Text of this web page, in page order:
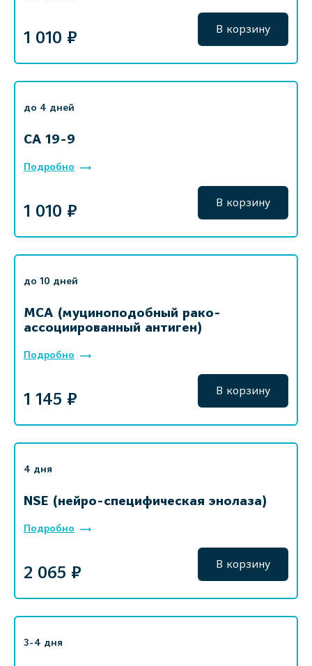
1 010 ₽ В корзину
до 4 дней
СА 19-9
Подробно
1 010 ₽ В корзину
до 10 дней
MCA (муциноподобный рако-
ассоциированный антиген)
Подробно
1 145 ₽ В корзину
4 дня
NSE (нейро-специфическая энолаза)
Подробно
2 065 ₽ В корзину
3-4 дня